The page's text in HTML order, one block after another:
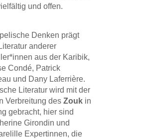
und offen.
Denken prägt
anderer
aus der Karibik,
Condé, Patrick
und Dany Laferrière.
Literatur wird mit der
Verbreitung des Zouk in
gebracht, hier sind
Girondin und
Expertinnen, die